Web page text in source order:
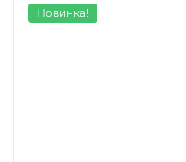
Новинка!